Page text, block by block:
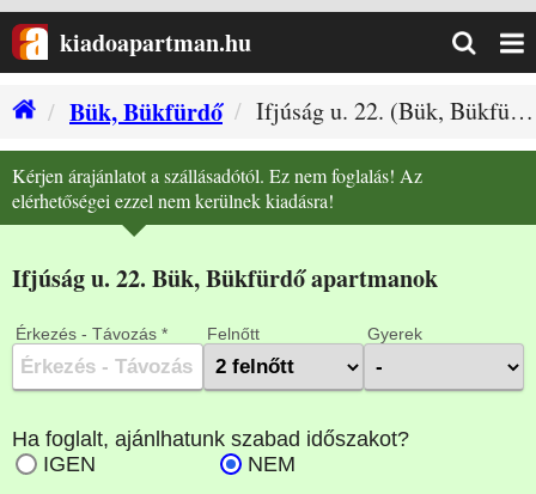
kiadoapartman.hu
Bük, Bükfürdő
Ifjúság u. 22. (Bük, Bükfürdő szállás)
Kérjen árajánlatot a szállásadótól. Ez nem foglalás! Az
elérhetőségei ezzel nem kerülnek kiadásra!
Ifjúság u. 22. Bük, Bükfürdő apartmanok
Érkezés - Távozás * Felnőtt Gyerek